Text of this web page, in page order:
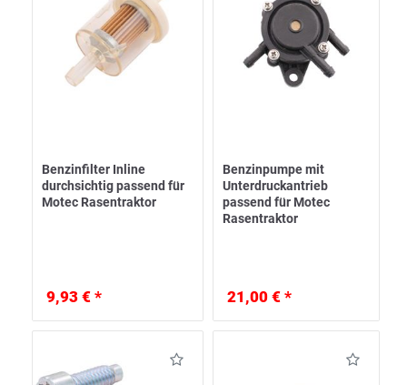
Benzinfilter Inline
durchsichtig passend für
Motec Rasentraktor
9,93 € *
Benzinpumpe mit
Unterdruckantrieb
passend für Motec
Rasentraktor
21,00 € *